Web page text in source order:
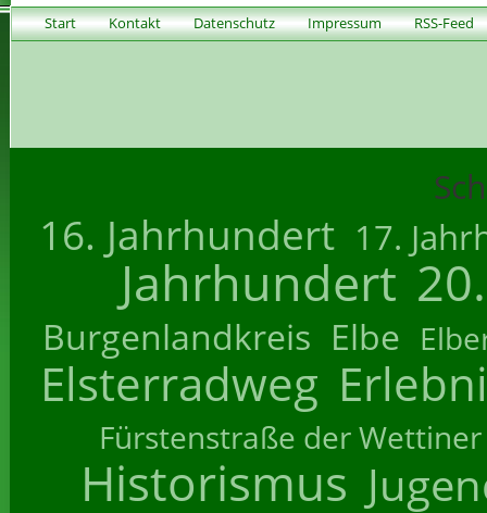
Start Kontakt Datenschutz Impressum RSS-Feed
16. Jahrhundert 17.
Jahrhundert
Burgenlandkreis Elbe
Elsterradweg
Fürstenstraße der Wettiner
Historismus